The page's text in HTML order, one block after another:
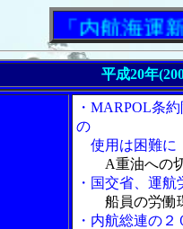
「内航海運新聞」
平成20年
・MARPOL条
の
使用は困難に
A重油への
・国交省、運
船員の労働
・内航総連の